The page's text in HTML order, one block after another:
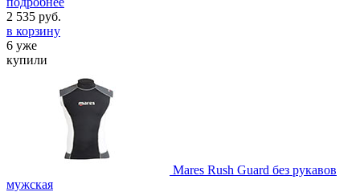
2 535 руб.
в корзину
6 уже
купили
Mares Rush Guard без рукавов
мужская